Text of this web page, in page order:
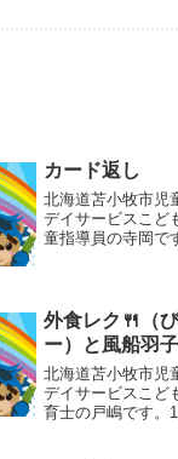
カード返し
北海道苫小牧市児
デイサービスこ
童指導員の寺岡で
していきます👐赤
外食レク🍴（
ー）と風船羽
北海道苫小牧市児
デイサービスこ
育士の戸嶋です。